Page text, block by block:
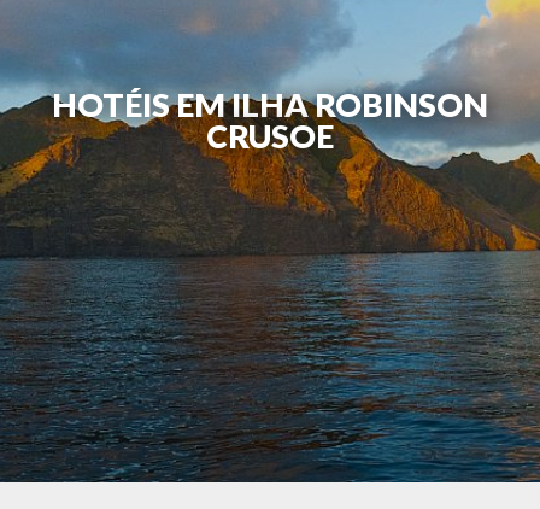
HOTÉIS EM ILHA ROBINSON
CRUSOE